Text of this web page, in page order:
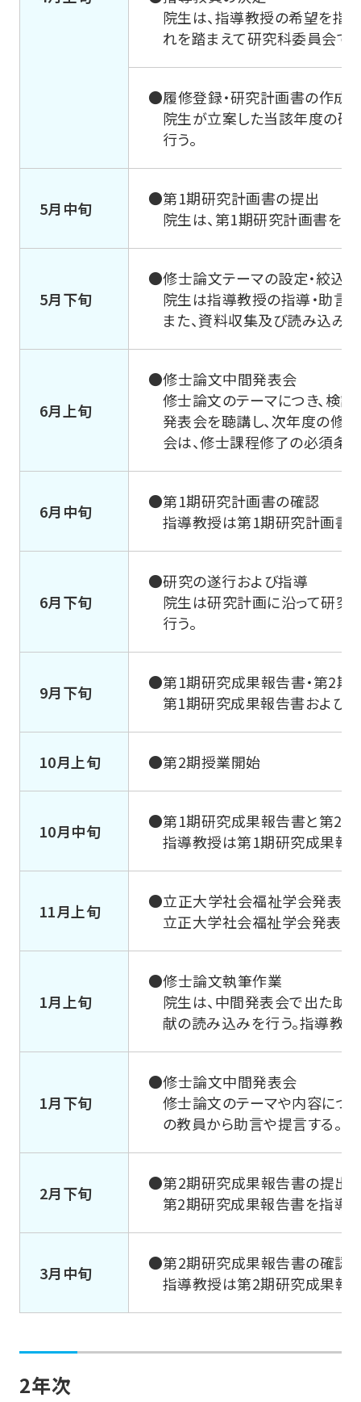
文学研究科
経済学研究科
経営学研究科
院生は、指導教授の希望を指
れを踏まえて研究科委員会で
●履修登録・研究計画書の作成
院生が立案した当該年度の研
行う。
5月中旬
●第1期研究計画書の提出
院生は、第1期研究計画書を指
5月下旬
●修士論文テーマの設定・絞込み
院生は指導教授の指導・助言
また、資料収集及び読み込み
6月上旬
●修士論文中間発表会
修士論文のテーマにつき、検
発表会を聴講し、次年度の修
会は、修士課程修了の必須条
6月中旬
●第1期研究計画書の確認
指導教授は第1期研究計画書
6月下旬
●研究の遂行および指導
院生は研究計画に沿って研究
行う。
9月下旬
●第1期研究成果報告書・第2期
第1期研究成果報告書および
10月上旬 ●第2期授業開始
10月中旬
●第1期研究成果報告書と第2
指導教授は第1期研究成果報
11月上旬
●立正大学社会福祉学会発表
立正大学社会福祉学会発表を
1月上旬
●修士論文執筆作業
院生は、中間発表会で出た助
献の読み込みを行う。指導教
1月下旬
●修士論文中間発表会
修士論文のテーマや内容につ
の教員から助言や提言する。
2月下旬
●第2期研究成果報告書の提出
第2期研究成果報告書を指導
3月中旬
●第2期研究成果報告書の確認
指導教授は第2期研究成果報
2年次